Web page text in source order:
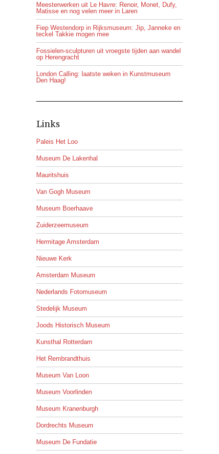
Meesterwerken uit Le Havre: Renoir, Monet, Dufy,
Matisse en nog velen meer in Laren
Fiep Westendorp in Rijksmuseum: Jip, Janneke en
teckel Takkie mogen mee
Fossielen-sculpturen uit vroegste tijden aan wandel
op Herengracht
London Calling: laatste weken in Kunstmuseum
Den Haag!
Links
Paleis Het Loo
Museum De Lakenhal
Mauritshuis
Van Gogh Museum
Museum Boerhaave
Zuiderzeemuseum
Hermitage Amsterdam
Nieuwe Kerk
Amsterdam Museum
Nederlands Fotomuseum
Stedelijk Museum
Joods Historisch Museum
Kunsthal Rotterdam
Het Rembrandthuis
Museum Van Loon
Museum Voorlinden
Museum Kranenburgh
Dordrechts Museum
Museum De Fundatie